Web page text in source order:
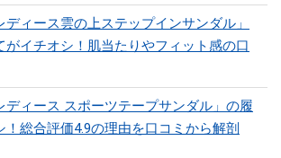
ディース雲の上ステップインサンダル」
がイチオシ！肌当たりやフィット感の口
ディース スポーツテープサンダル」の履
！総合評価4.9の理由を口コミから解剖